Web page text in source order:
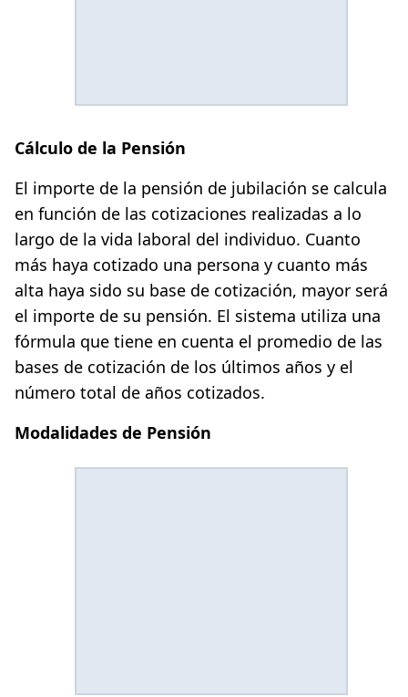
Cálculo de la Pensión
El importe de la pensión de jubilación se calcula
en función de las cotizaciones realizadas a lo
largo de la vida laboral del individuo. Cuanto
más haya cotizado una persona y cuanto más
alta haya sido su base de cotización, mayor será
el importe de su pensión. El sistema utiliza una
fórmula que tiene en cuenta el promedio de las
bases de cotización de los últimos años y el
número total de años cotizados.
Modalidades de Pensión